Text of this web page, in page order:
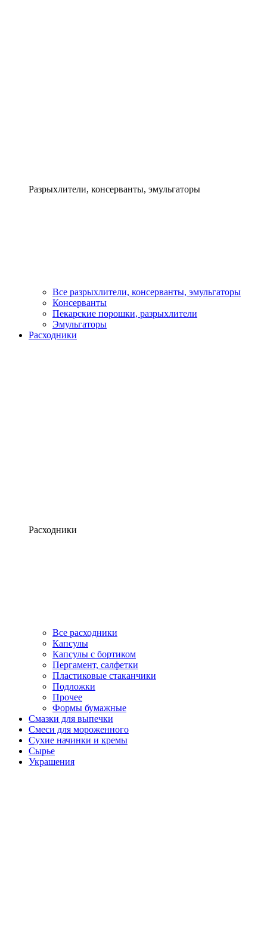
Разрыхлители, консерванты, эмульгаторы
Все разрыхлители, консерванты, эмульгаторы
Консерванты
Пекарские порошки, разрыхлители
Эмульгаторы
Расходники
Расходники
Все расходники
Капсулы
Капсулы с бортиком
Пергамент, салфетки
Пластиковые стаканчики
Подложки
Прочее
Формы бумажные
Смазки для выпечки
Смеси для мороженного
Сухие начинки и кремы
Сырье
Украшения